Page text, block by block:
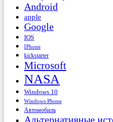
Android
apple
Google
IOS
IPhone
kickstarter
Microsoft
NASA
Windows 10
Windows Phone
Автомобиль
Альтернативные